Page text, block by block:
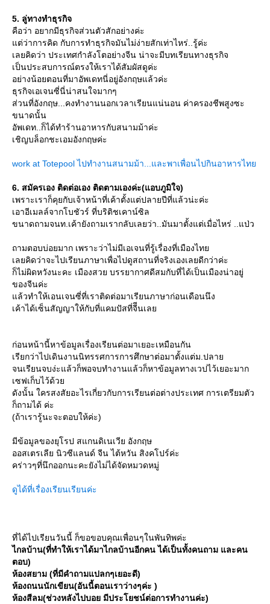
5. ลู่ทางทำธุรกิจ
คือว่า อยากมีธุรกิจส่วนตัวสักอย่างค่ะ
ต่ว่าการคิด กับการทำธุรกิจมันไม่ง่ายสักเท่าไหร่..รู้ค่ะ
เลยคิดว่า ประเทศกำลังโตอย่างจีน น่าจะมีบทเรียนทางธุรกิจ
เป็นประสบการณ์ตรงให้เราได้สัมผัสดูค่ะ
อย่างน้อยตอนที่มาอัพเดทนี่อยู่อังกฤษแล้วค่ะ
ธุรกิจเอเจนซี่นี่น่าสนใจมากๆ
ส่วนที่อังกฤษ...คงทำงานนอกเวลาเรียนแน่นอน ค่าครองชีพสูงซะ
ขนาดนั้น
อัพเดท..ก็ได้ทำร้านอาหารกับสนามม้าค่ะ
เชิญบล็อกชะเอมอังกฤษค่ะ
work at Totepool ไปทำงานสนามม้า...และพาเพื่อนไปกินอาหารไท
6. สมัครเอง ติดต่อเอง ติดตามเองค่ะ(แอบภูมิใจ)
เพราะเราก็คุยกับเจ้าหน้าที่เค้าตั้งแต่ปลายปีที่แล้วน่ะค่ะ
เอาอีเมลล์จากโบชัวร์ ที่บริติชเคาน์ซิล
ขนาดถามจนท.เค้ายังถามเรากลับเลยว่า..มันมาตั้งแต่เมื่อไหร่ ..แป่ว
ถามตอบบ่อยมาก เพราะว่าไม่มีเอเจนที่รู้เรื่องที่เมืองไท
เลยคิดว่าจะไปเรียนภาษาเพื่อไปดูสถานที่จริงเองเลยดีกว่าค่ะ
ก็ไม่ผิดหวังนะคะ เมืองสวย บรรยากาศดีสมกับที่ได้เป็นเมืองน่าอยู่
ของจีนค่ะ
ล้วทำให้เอนเจนซี่ที่เราติดต่อมาเรียนภาษาก่อนเดือนนึง
เค้าได้เซ็นสัญญาให้กับที่แคมปัสที่จีีนเล
ก่อนหน้านี้หาข้อมูลเรื่องเรียนต่อมาเยอะเหมือนกัน
เรียกว่าไปเดินงานนิทรรศการการศึกษาต่อมาตั้งแต่ม.ปลา
จนเรียนจบง่ะแล้วก็พอจบทำงานแล้วก็หาข้อมูลทางเวปไว้เยอะมาก
เซฟเก็บไว้ด้ว
ดังนั้น ใครสงสัยอะไรเกี่ยวกับการเรียนต่อต่างประเทศ การเตรียมตัว
ก็ถามได้ ค่ะ
(ถ้าเรารู้นะจะตอบให้ค่ะ)
มีข้อมูลของยุโรป สแกนดิเนเวีย อังกฤษ
ออสเตรเลีย นิวซีแลนด์ จีน ไต้หวัน สิงคโปร์ค่ะ
คร่าวๆที่นึกออกนะคะยังไม่ได้จัดหมวดหมู่
ดูได้ที่เรื่องเรียนเรียนค่ะ
ที่ได้ไปเรียนวันนี้ ก็ขอขอบคุณเพื่อนๆในพันทิพค่ะ
ไกลบ้าน(ที่ทำให้เราได้มาไกลบ้านอีกคน ได้เป็นทั้งคนถาม และคน
ตอบ)
ห้องสยาม (ที่มีคำถามแปลกๆเยอะดี)
ห้องถนนนักเขียน(อันนี้ตอนเราว่างๆค่ะ )
ห้องสีลม(ช่วงหลังไปบอย มีประโยชน์ต่อการทำงานค่ะ)